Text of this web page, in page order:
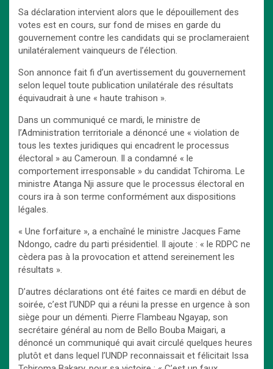
Sa déclaration intervient alors que le dépouillement des
votes est en cours, sur fond de mises en garde du
gouvernement contre les candidats qui se proclameraient
unilatéralement vainqueurs de l’élection.
Son annonce fait fi d’un avertissement du gouvernement
selon lequel toute publication unilatérale des résultats
équivaudrait à une « haute trahison ».
Dans un communiqué ce mardi, le ministre de
l’Administration territoriale a dénoncé une « violation de
tous les textes juridiques qui encadrent le processus
électoral » au Cameroun. Il a condamné « le
comportement irresponsable » du candidat Tchiroma. Le
ministre Atanga Nji assure que le processus électoral en
cours ira à son terme conformément aux dispositions
légales.
« Une forfaiture », a enchaîné le ministre Jacques Fame
Ndongo, cadre du parti présidentiel. Il ajoute : « le RDPC ne
cèdera pas à la provocation et attend sereinement les
résultats ».
D’autres déclarations ont été faites ce mardi en début de
soirée, c’est l’UNDP qui a réuni la presse en urgence à son
siège pour un démenti. Pierre Flambeau Ngayap, son
secrétaire général au nom de Bello Bouba Maigari, a
dénoncé un communiqué qui avait circulé quelques heures
plutôt et dans lequel l’UNDP reconnaissait et félicitait Issa